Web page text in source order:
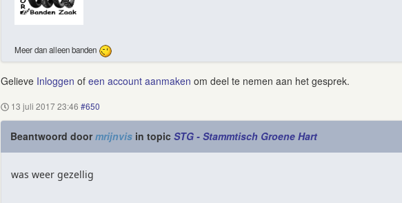
Meer dan alleen banden
Gelieve Inloggen of een account aanmaken om deel te nemen aan het gesprek.
13 juli 2017 23:46 #650
Beantwoord doormrijnvisin topic STG - Stammtisch Groene Hart
was weer gezellig